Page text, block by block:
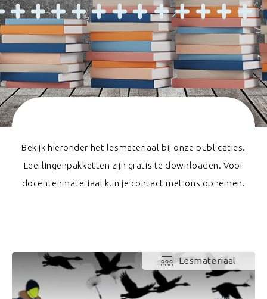
Bekijk hieronder het lesmateriaal bij onze publicaties.
Leerlingenpakketten zijn gratis te downloaden. Voor
docentenmateriaal kun je contact met ons opnemen.
Lesmateriaal